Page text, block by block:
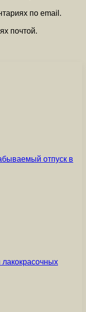
по email.
почтой.
отпуск в